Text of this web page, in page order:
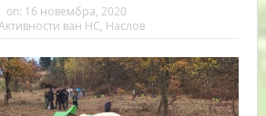
on: 16 новембра, 2020
ван НС Наслов